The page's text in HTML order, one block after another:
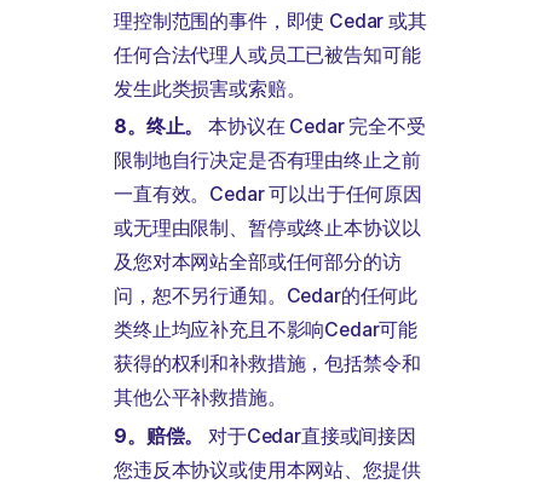
理控制范围的事件，即使 Cedar 或其
任何合法代理人或员工已被告知可能
发生此类损害或索赔。
8。终止。
本协议在 Cedar 完全不受
限制地自行决定是否有理由终止之前
一直有效。Cedar 可以出于任何原因
或无理由限制、暂停或终止本协议以
及您对本网站全部或任何部分的访
问，恕不另行通知。Cedar的任何此
类终止均应补充且不影响Cedar可能
获得的权利和补救措施，包括禁令和
其他公平补救措施。
9。赔偿。
对于Cedar直接或间接因
您违反本协议或使用本网站、您提供